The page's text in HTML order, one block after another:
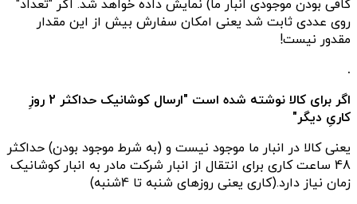
کافی بودن موجودی انبار ما) نمایش داده خواهد شد. اگر "تعداد"
روی عددی ثابت شد یعنی امکان سفارش بیش از این مقدار
مقدور نیست!
.
اگر برای کالا نوشته شده است "ارسال کوشانیک حداکثر 2 روزِ
کاریِ دیگر"
یعنی کالا در انبار ما موجود نیست و (به شرط موجود بودن) حداکثر
48 ساعت کاری برای انتقال از انبار شرکت مادر به انبار کوشانیک
زمان نیاز دارد.(کاری یعنی روزهای شنبه تا 4شنبه)